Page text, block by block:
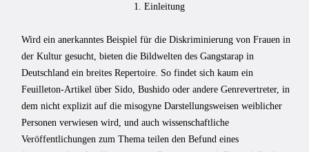
1. Einleitung
Wird ein anerkanntes Beispiel für die Diskriminierung von Frauen in
der Kultur gesucht, bieten die Bildwelten des Gangstarap in
Deutschland ein breites Repertoire. So findet sich kaum ein
Feuilleton-Artikel über Sido, Bushido oder andere Genrevertreter, in
dem nicht explizit auf die misogyne Darstellungsweisen weiblicher
Personen verwiesen wird, und auch wissenschaftliche
Veröffentlichungen zum Thema teilen den Befund eines